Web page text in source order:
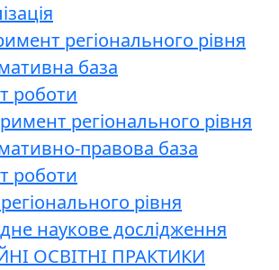
регіонального рівня
база
роботи
регіонального рівня
правова база
роботи
рівня
наукове дослідження
ОСВІТНІ ПРАКТИКИ